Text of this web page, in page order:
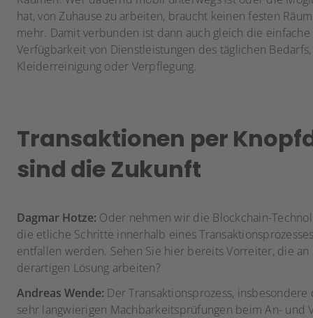
hat, von Zuhause zu arbeiten, braucht keinen festen
mehr. Damit verbunden ist dann auch gleich die einfache
Verfügbarkeit von Dienstleistungen des täglichen
Kleiderreinigung oder Verpflegung.
Transaktionen per
sind die Zukunft
Dagmar Hotze: Oder nehmen wir die Blockchain-
die etliche Schritte innerhalb eines
entfallen werden. Sehen Sie hier bereits Vorreiter, die an
derartigen Lösung arbeiten?
Andreas Wende: Der Transaktionsprozess,
sehr langwierigen Machbarkeitsprüfungen beim An- und